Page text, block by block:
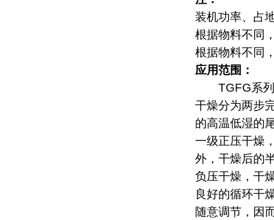
装机功率、占
根据物料不同
根据物料不同
应用范围：
TGFG系列
干燥分为两步
的高温低湿的
一级正压干燥
外，干燥后的
负压干燥，干
良好的循环干
随意调节，因